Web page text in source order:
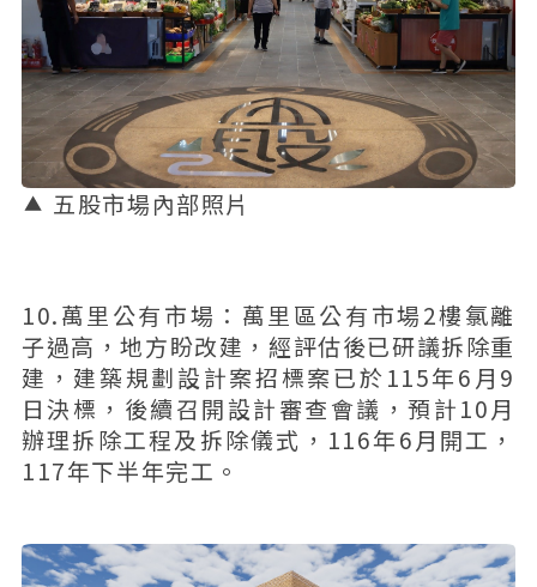
五股市場內部照片
10.萬里公有市場：萬里區公有市場2樓氯離
子過高，地方盼改建，經評估後已研議拆除重
建，建築規劃設計案招標案已於115年6月9
日決標，後續召開設計審查會議，預計10月
辦理拆除工程及拆除儀式，116年6月開工，
117年下半年完工。